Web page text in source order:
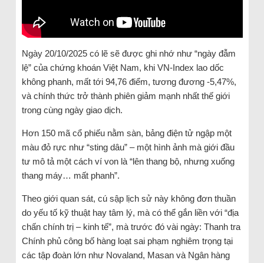
Ngày 20/10/2025 có lẽ sẽ được ghi nhớ như “ngày đẫm
lệ” của chứng khoán Việt Nam, khi VN-Index lao dốc
không phanh, mất tới 94,76 điểm, tương đương -5,47%,
và chính thức trở thành phiên giảm mạnh nhất thế giới
trong cùng ngày giao dịch.
Hơn 150 mã cổ phiếu nằm sàn, bảng điện tử ngập một
màu đỏ rực như “sting dâu” – một hình ảnh mà giới đầu
tư mô tả một cách ví von là “lên thang bộ, nhưng xuống
thang máy… mất phanh”.
Theo giới quan sát, cú sập lịch sử này không đơn thuần
do yếu tố kỹ thuật hay tâm lý, mà có thể gắn liền với “địa
chấn chính trị – kinh tế”, mà trước đó vài ngày: Thanh tra
Chính phủ công bố hàng loạt sai phạm nghiêm trọng tại
các tập đoàn lớn như Novaland, Masan và Ngân hàng